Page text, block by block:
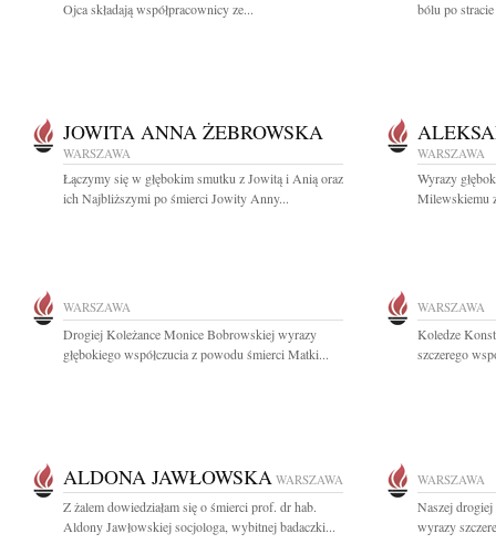
Ojca składają współpracownicy ze...
bólu po
JOWITA ANNA ŻEBROWSKA
WARSZAWA
Łączymy się w głębokim smutku z Jowitą i Anią oraz
ich Najbliższymi po śmierci Jowity Anny...
WARSZAWA
Wyrazy
Milewskiemu
WARSZAWA
Drogiej Koleżance Monice Bobrowskiej wyrazy
głębokiego współczucia z powodu śmierci Matki...
WARSZAWA
Koledze
szczerego
ALDONA JAWŁOWSKA WARSZAWA
Z żalem dowiedziałam się o śmierci prof. dr hab.
Aldony Jawłowskiej socjologa, wybitnej badaczki...
WARSZAWA
Naszej
wyrazy